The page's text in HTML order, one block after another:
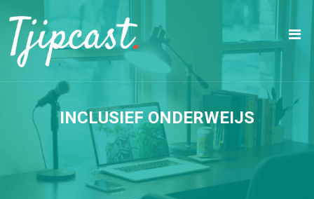
INCLUSIEF ONDERWEIJS